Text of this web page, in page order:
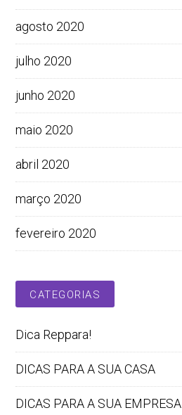
agosto 2020
julho 2020
junho 2020
maio 2020
abril 2020
março 2020
fevereiro 2020
CATEGORIAS
Dica Reppara!
DICAS PARA A SUA CASA
DICAS PARA A SUA EMPRESA